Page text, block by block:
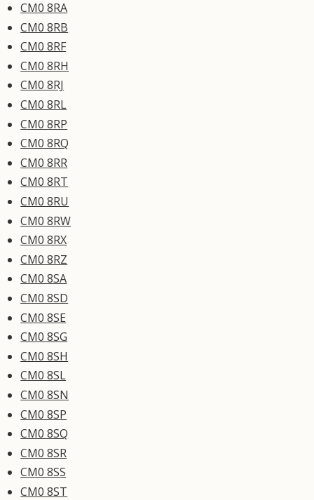
CM0 8RA
CM0 8RB
CM0 8RF
CM0 8RH
CM0 8RJ
CM0 8RL
CM0 8RP
CM0 8RQ
CM0 8RR
CM0 8RT
CM0 8RU
CM0 8RW
CM0 8RX
CM0 8RZ
CM0 8SA
CM0 8SD
CM0 8SE
CM0 8SG
CM0 8SH
CM0 8SL
CM0 8SN
CM0 8SP
CM0 8SQ
CM0 8SR
CM0 8SS
CM0 8ST